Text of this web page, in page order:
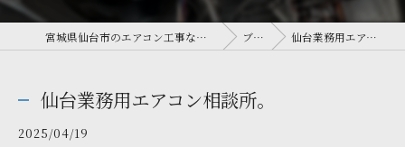
宮城県仙台市のエアコン工事なら有限会社細野工業 ブログ 仙台業務用エアコン相談所。
仙台業務用エアコン相談所。
2025/04/19